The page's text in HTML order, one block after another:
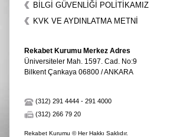
BİLGİ GÜVENLİĞİ POLİTİKAMIZ
KVK VE AYDINLATMA METNİ
Rekabet Kurumu Merkez Adres
Üniversiteler Mah. 1597. Cad. No:9
Bilkent Çankaya 06800 / ANKARA
(312) 291 4444 - 291 4000
(312) 266 79 20
Rekabet Kurumu © Her Hakkı Saklıdır.